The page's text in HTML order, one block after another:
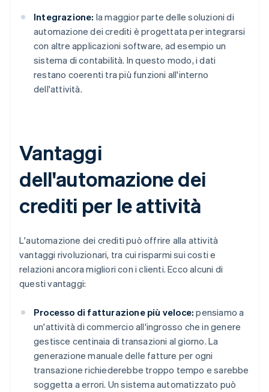
Integrazione: la maggior parte delle soluzioni di
automazione dei crediti è progettata per integrarsi
con altre applicazioni software, ad esempio un
sistema di contabilità. In questo modo, i dati
restano coerenti tra più funzioni all'interno
dell'attività.
Vantaggi
dell'automazione dei
crediti per le attività
L'automazione dei crediti può offrire alla attività
vantaggi rivoluzionari, tra cui risparmi sui costi e
relazioni ancora migliori con i clienti. Ecco alcuni di
questi vantaggi:
Processo di fatturazione più veloce: pensiamo a
un'attività di commercio all'ingrosso che in genere
gestisce centinaia di transazioni al giorno. La
generazione manuale delle fatture per ogni
transazione richiederebbe troppo tempo e sarebbe
soggetta a errori. Un sistema automatizzato può